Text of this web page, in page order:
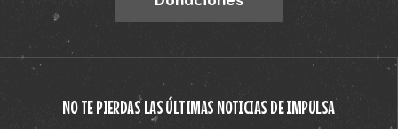
NO TE PIERDAS LAS ÚLTIMAS NOTICIAS DE IMPULSA